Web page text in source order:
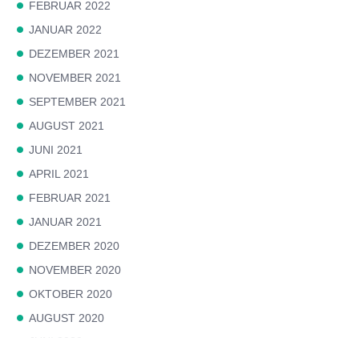
FEBRUAR 2022
JANUAR 2022
DEZEMBER 2021
NOVEMBER 2021
SEPTEMBER 2021
AUGUST 2021
JUNI 2021
APRIL 2021
FEBRUAR 2021
JANUAR 2021
DEZEMBER 2020
NOVEMBER 2020
OKTOBER 2020
AUGUST 2020